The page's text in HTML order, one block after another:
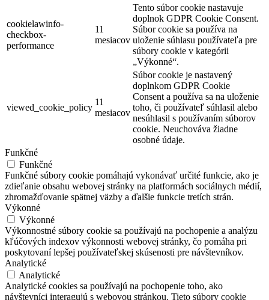
cookielawinfo-
checkbox-
performance
11
mesiacov
Tento súbor cookie nastavuje
doplnok GDPR Cookie Consent.
Súbor cookie sa používa na
uloženie súhlasu používateľa pre
súbory cookie v kategórii
„Výkonné“.
viewed_cookie_policy
11
mesiacov
Súbor cookie je nastavený
doplnkom GDPR Cookie
Consent a používa sa na uloženie
toho, či používateľ súhlasil alebo
nesúhlasil s používaním súborov
cookie. Neuchováva žiadne
osobné údaje.
Funkčné
Funkčné
Funkčné súbory cookie pomáhajú vykonávať určité funkcie, ako je
zdieľanie obsahu webovej stránky na platformách sociálnych médií,
zhromažďovanie spätnej väzby a ďalšie funkcie tretích strán.
Výkonné
Výkonné
Výkonnostné súbory cookie sa používajú na pochopenie a analýzu
kľúčových indexov výkonnosti webovej stránky, čo pomáha pri
poskytovaní lepšej používateľskej skúsenosti pre návštevníkov.
Analytické
Analytické
Analytické cookies sa používajú na pochopenie toho, ako
návštevníci interagujú s webovou stránkou. Tieto súbory cookie